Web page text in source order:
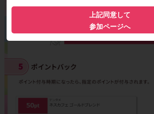
上記同意して
参加ページへ